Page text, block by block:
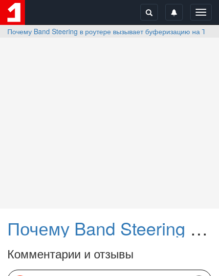
Почему Band Steering в роутере вызывает буферизацию на ТВ
Почему Band Steering в роутере вызывает буферизацию на ТВ
Комментарии и отзывы